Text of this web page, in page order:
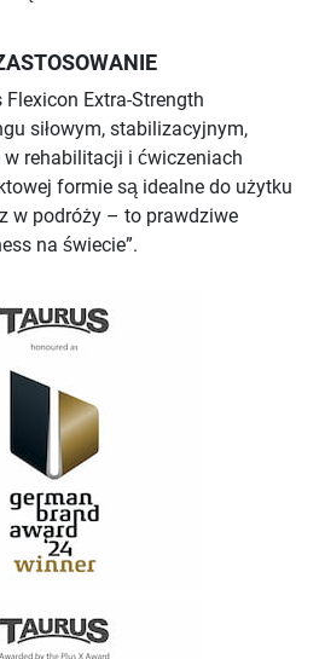
Extra-Strength
siłowym, stabilizacyjnym,
rehabilitacji i ćwiczeniach
formie są idealne do użytku
w podróży – to prawdziwe
na świecie”.